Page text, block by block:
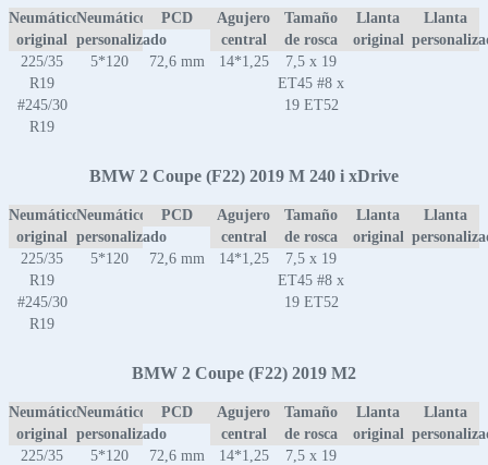
Neumático
original
Neumático
personalizado
PCD
Agujero
central
Tamaño
de rosca
Llanta
original
Llanta
225/35
R19
#245/30
R19
5*120 72,6 mm 14*1,25
7,5 x 19
ET45 #8 x
19 ET52
BMW 2 Coupe (F22) 2019 M 240 i xDrive
Neumático
original
Neumático
personalizado
PCD
Agujero
central
Tamaño
de rosca
Llanta
original
Llanta
225/35
R19
#245/30
R19
5*120 72,6 mm 14*1,25
7,5 x 19
ET45 #8 x
19 ET52
BMW 2 Coupe (F22) 2019 M2
Neumático
original
Neumático
personalizado
PCD
Agujero
central
Tamaño
de rosca
Llanta
original
Llanta
225/35
5*120 72,6 mm 14*1,25 7,5 x 19